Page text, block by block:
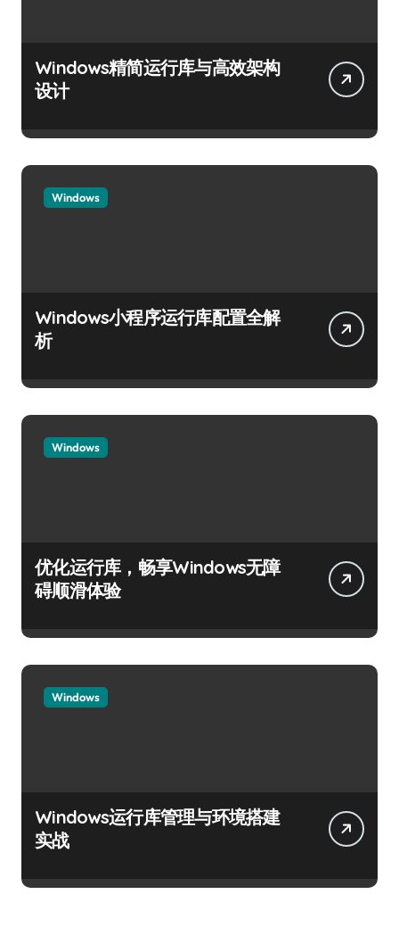
Windows精简运行库与高效架构
设计
Windows
Windows小程序运行库配置全解
析
Windows
优化运行库，畅享Windows无障
碍顺滑体验
Windows
Windows运行库管理与环境搭建
实战